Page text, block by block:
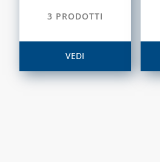
PRESSOSTATI
RIDUTTORI DI
PRESSIONE
SOLARE TERMICO
3 PRODOTTI
VEDI